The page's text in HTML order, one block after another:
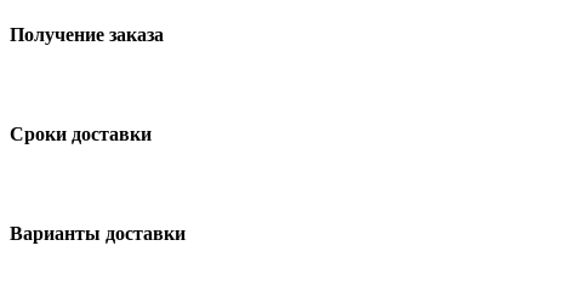
Получение заказа
Сроки доставки
Варианты доставки